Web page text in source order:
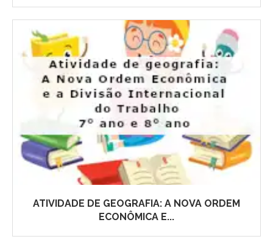
ATIVIDADE DE GEOGRAFIA: A NOVA ORDEM
ECONÔMICA E...